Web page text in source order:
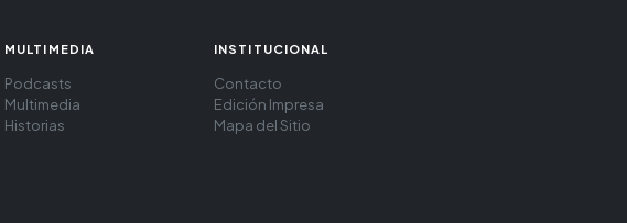
MULTIMEDIA
Podcasts
Multimedia
Historias
INSTITUCIONAL
Contacto
Edición Impresa
Mapa del Sitio